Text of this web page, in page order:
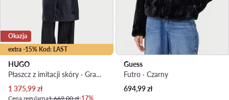
extra -15% Kod: LAST
Okazja
HUGO
Płaszcz z imitacji skóry · Granatowy
Aktualna cena
1 375,99zł
Cena regularna1 669,00 zł-17%
Guess
Futro · Czarny
694,99zł